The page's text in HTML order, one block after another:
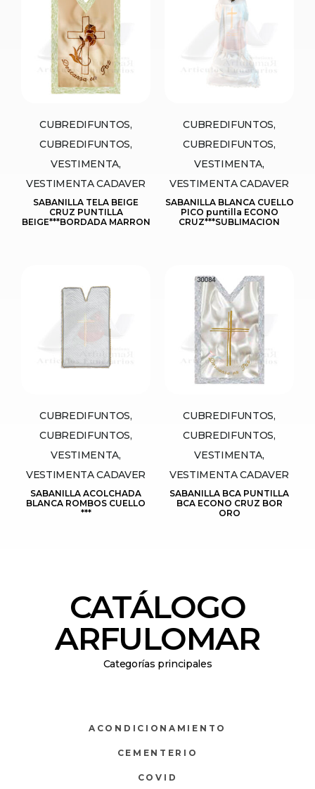
CUBREDIFUNTOS,
CUBREDIFUNTOS,
VESTIMENTA,
VESTIMENTA CADAVER
SABANILLA TELA BEIGE
CRUZ PUNTILLA
BEIGE***BORDADA MARRON
CUBREDIFUNTOS,
CUBREDIFUNTOS,
VESTIMENTA,
VESTIMENTA CADAVER
SABANILLA BLANCA CUELLO
PICO puntilla ECONO
CRUZ***SUBLIMACION
CUBREDIFUNTOS,
CUBREDIFUNTOS,
VESTIMENTA,
VESTIMENTA CADAVER
SABANILLA ACOLCHADA
BLANCA ROMBOS CUELLO
***
CUBREDIFUNTOS,
CUBREDIFUNTOS,
VESTIMENTA,
VESTIMENTA CADAVER
SABANILLA BCA PUNTILLA
BCA ECONO CRUZ BOR
ORO
CATÁLOGO
ARFULOMAR
Categorías principales
ACONDICIONAMIENTO
CEMENTERIO
COVID